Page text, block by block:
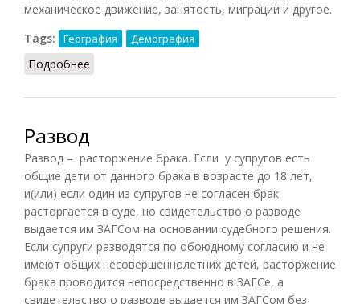
механическое движение, занятость, миграции и другое.
Tags:
География Демография
Подробнее
Развод
Развод – расторжение брака. Если у супругов есть
общие дети от данного брака в возрасте до 18 лет,
и(или) если один из супругов не согласен брак
расторгается в суде, но свидетельство о разводе
выдается им ЗАГСом на основании судебного решения.
Если супруги разводятся по обоюдному согласию и не
имеют общих несовершеннолетних детей, расторжение
брака проводится непосредственно в ЗАГСе, а
свидетельство о разводе выдается им ЗАГСом без